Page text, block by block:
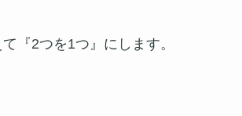
『2つを1つ』にします。